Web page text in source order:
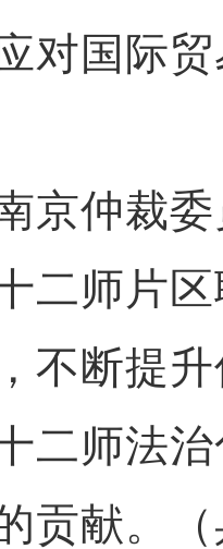
对国际
仲裁委
二师片
不断提
二师法
贡献。